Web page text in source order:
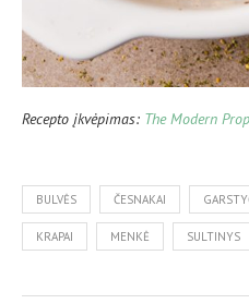
Recepto įkvėpimas: The Modern
BULVĖS ČESNAKAI
KRAPAI MENKĖ SULTINYS